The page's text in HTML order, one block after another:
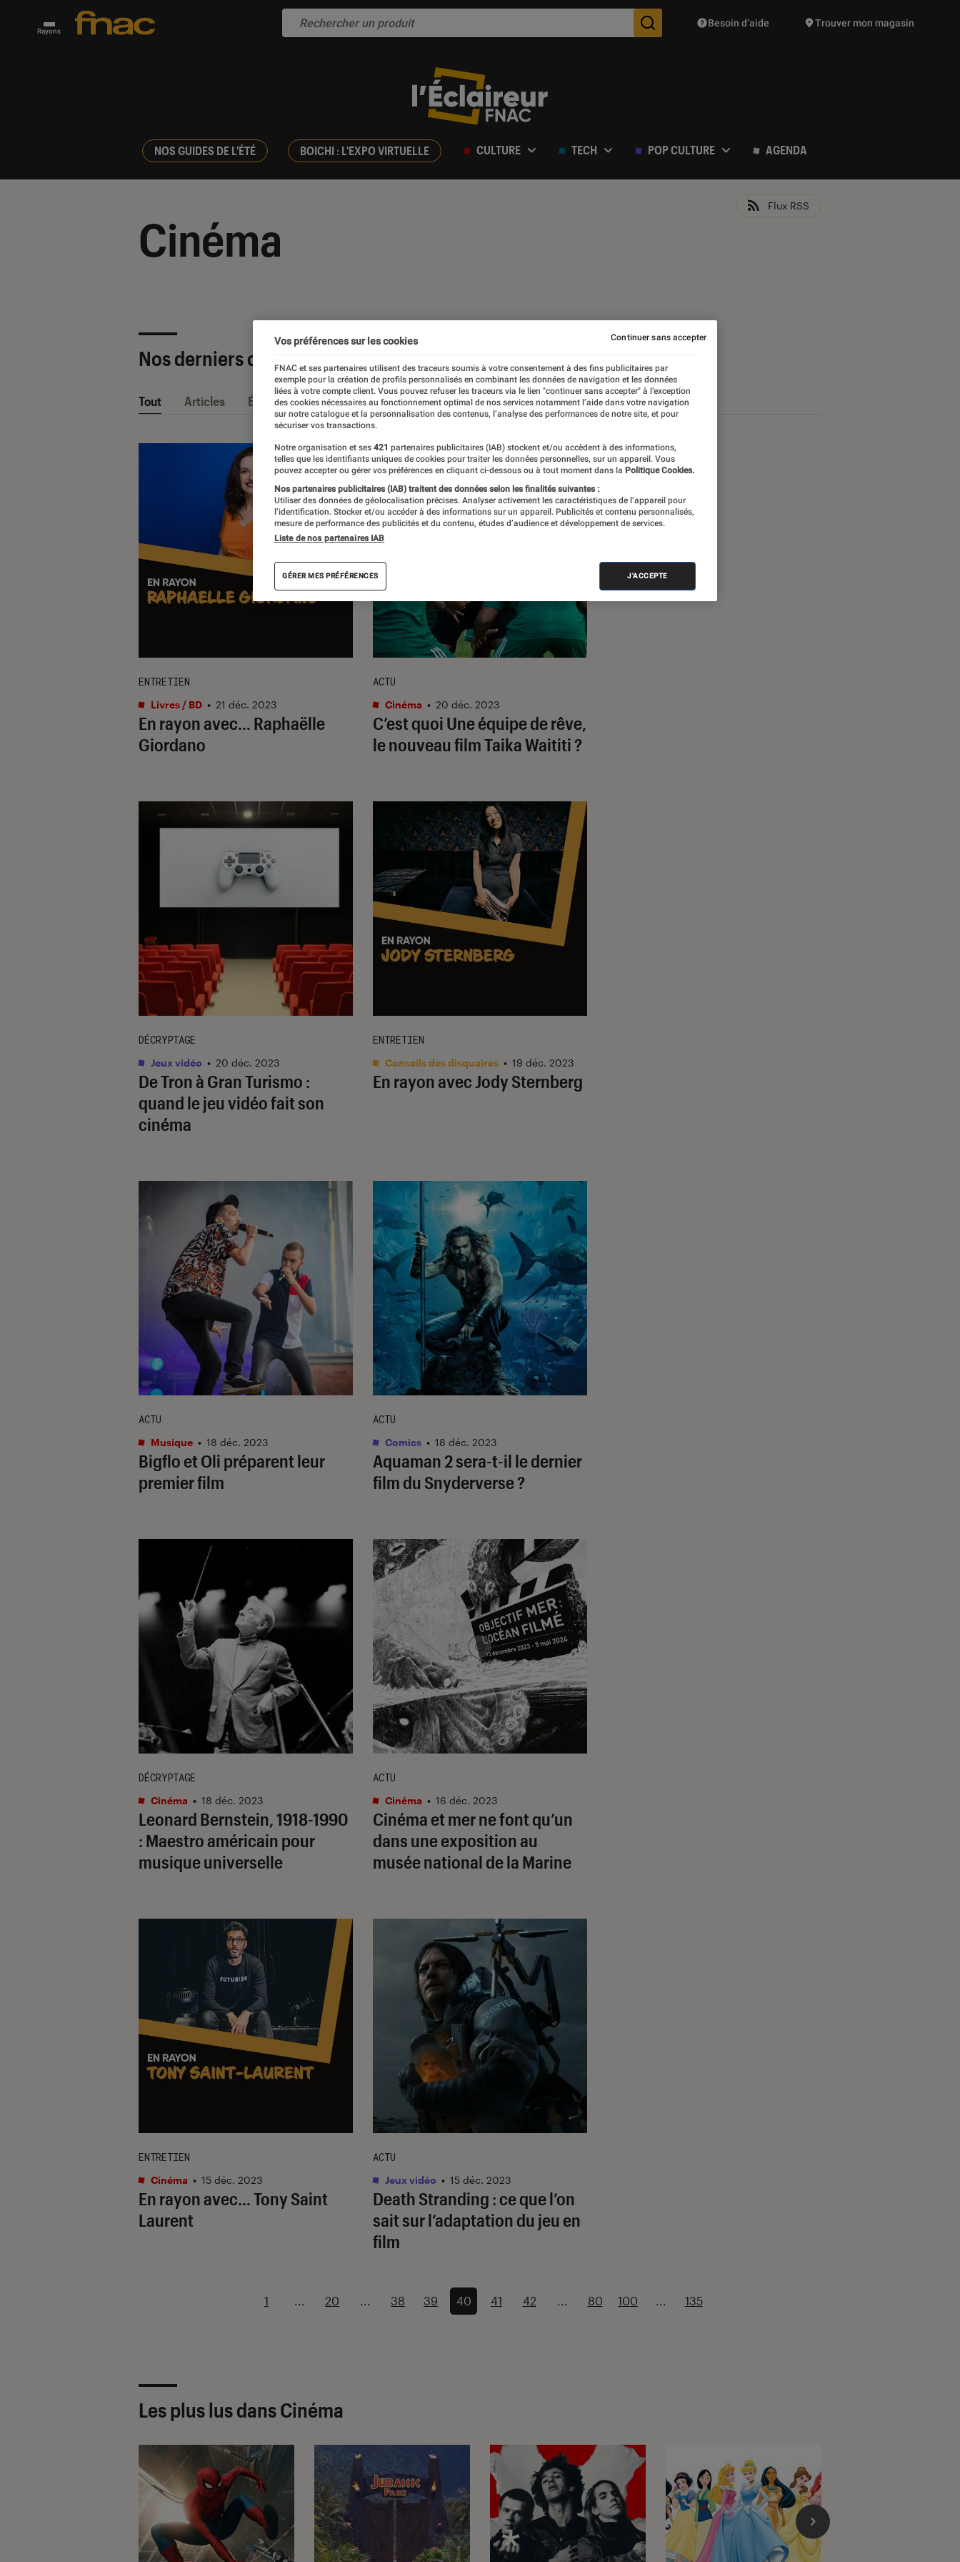
Rayons Des suggestions de produits vont vous être proposées
Besoin d’aide Trouver mon magasin
NOS GUIDES DE L'ÉTÉ BOICHI : L'EXPO VIRTUELLE CULTURE TECH POP CULTURE AGENDA
Cinéma
Flux RSS
Nos derniers contenus
Tout Articles Événéments Sélections et guides
En rayon avec… Raphaëlle
Giordano
ENTRETIEN
Livres / BD • 21 déc. 2023
C’est quoi Une équipe de rêve,
le nouveau film Taika Waititi ?
ACTU
Cinéma • 20 déc. 2023
De Tron à Gran Turismo :
quand le jeu vidéo fait son
cinéma
DÉCRYPTAGE
Jeux vidéo • 20 déc. 2023
En rayon avec Jody Sternberg
ENTRETIEN
Conseils des disquaires • 19 déc. 2023
Bigflo et Oli préparent leur
premier film
ACTU
Musique • 18 déc. 2023
Aquaman 2sera-t-il le dernier
film du Snyderverse ?
ACTU
Comics • 18 déc. 2023
Leonard Bernstein, 1918-1990
: Maestro américain pour
musique universelle
DÉCRYPTAGE
Cinéma • 18 déc. 2023
Cinéma et mer ne font qu’un
dans une exposition au
musée national de la Marine
ACTU
Cinéma • 16 déc. 2023
En rayon avec… Tony Saint
Laurent
ENTRETIEN
Cinéma • 15 déc. 2023
Death Stranding : ce que l’on
sait sur l’adaptation du jeu en
film
ACTU
Jeux vidéo • 15 déc. 2023
1 ... 20 ... 38 39 40 41 42 ... 80 100 ... 135
Les plus lus dans Cinéma
Vos préférences sur les cookies
FNAC et ses partenaires utilisent des traceurs soumis à votre consentement à des fins publicitaires par
exemple pour la création de profils personnalisés en combinant les données de navigation et les données
liées à votre compte client. Vous pouvez refuser les traceurs via le lien "continuer sans accepter" à l’exception
des cookies nécessaires au fonctionnement optimal de nos services notamment l’aide dans votre navigation
sur notre catalogue et la personnalisation des contenus, l’analyse des performances de notre site, et pour
sécuriser vos transactions.
Notre organisation et ses 421 partenaires publicitaires (IAB) stockent et/ou accèdent à des informations,
telles que les identifiants uniques de cookies pour traiter les données personnelles, sur un appareil. Vous
pouvez accepter ou gérer vos préférences en cliquant ci-dessous ou à tout moment dans la Politique Cookies.
Nos partenaires publicitaires (IAB) traitent des données selon les finalités suivantes :
Utiliser des données de géolocalisation précises. Analyser activement les caractéristiques de l’appareil pour
l’identification. Stocker et/ou accéder à des informations sur un appareil. Publicités et contenu personnalisés,
mesure de performance des publicités et du contenu, études d’audience et développement de services.
Liste de nos partenaires IAB
GÉRER MES PRÉFÉRENCES J'ACCEPTE
Continuer sans accepter